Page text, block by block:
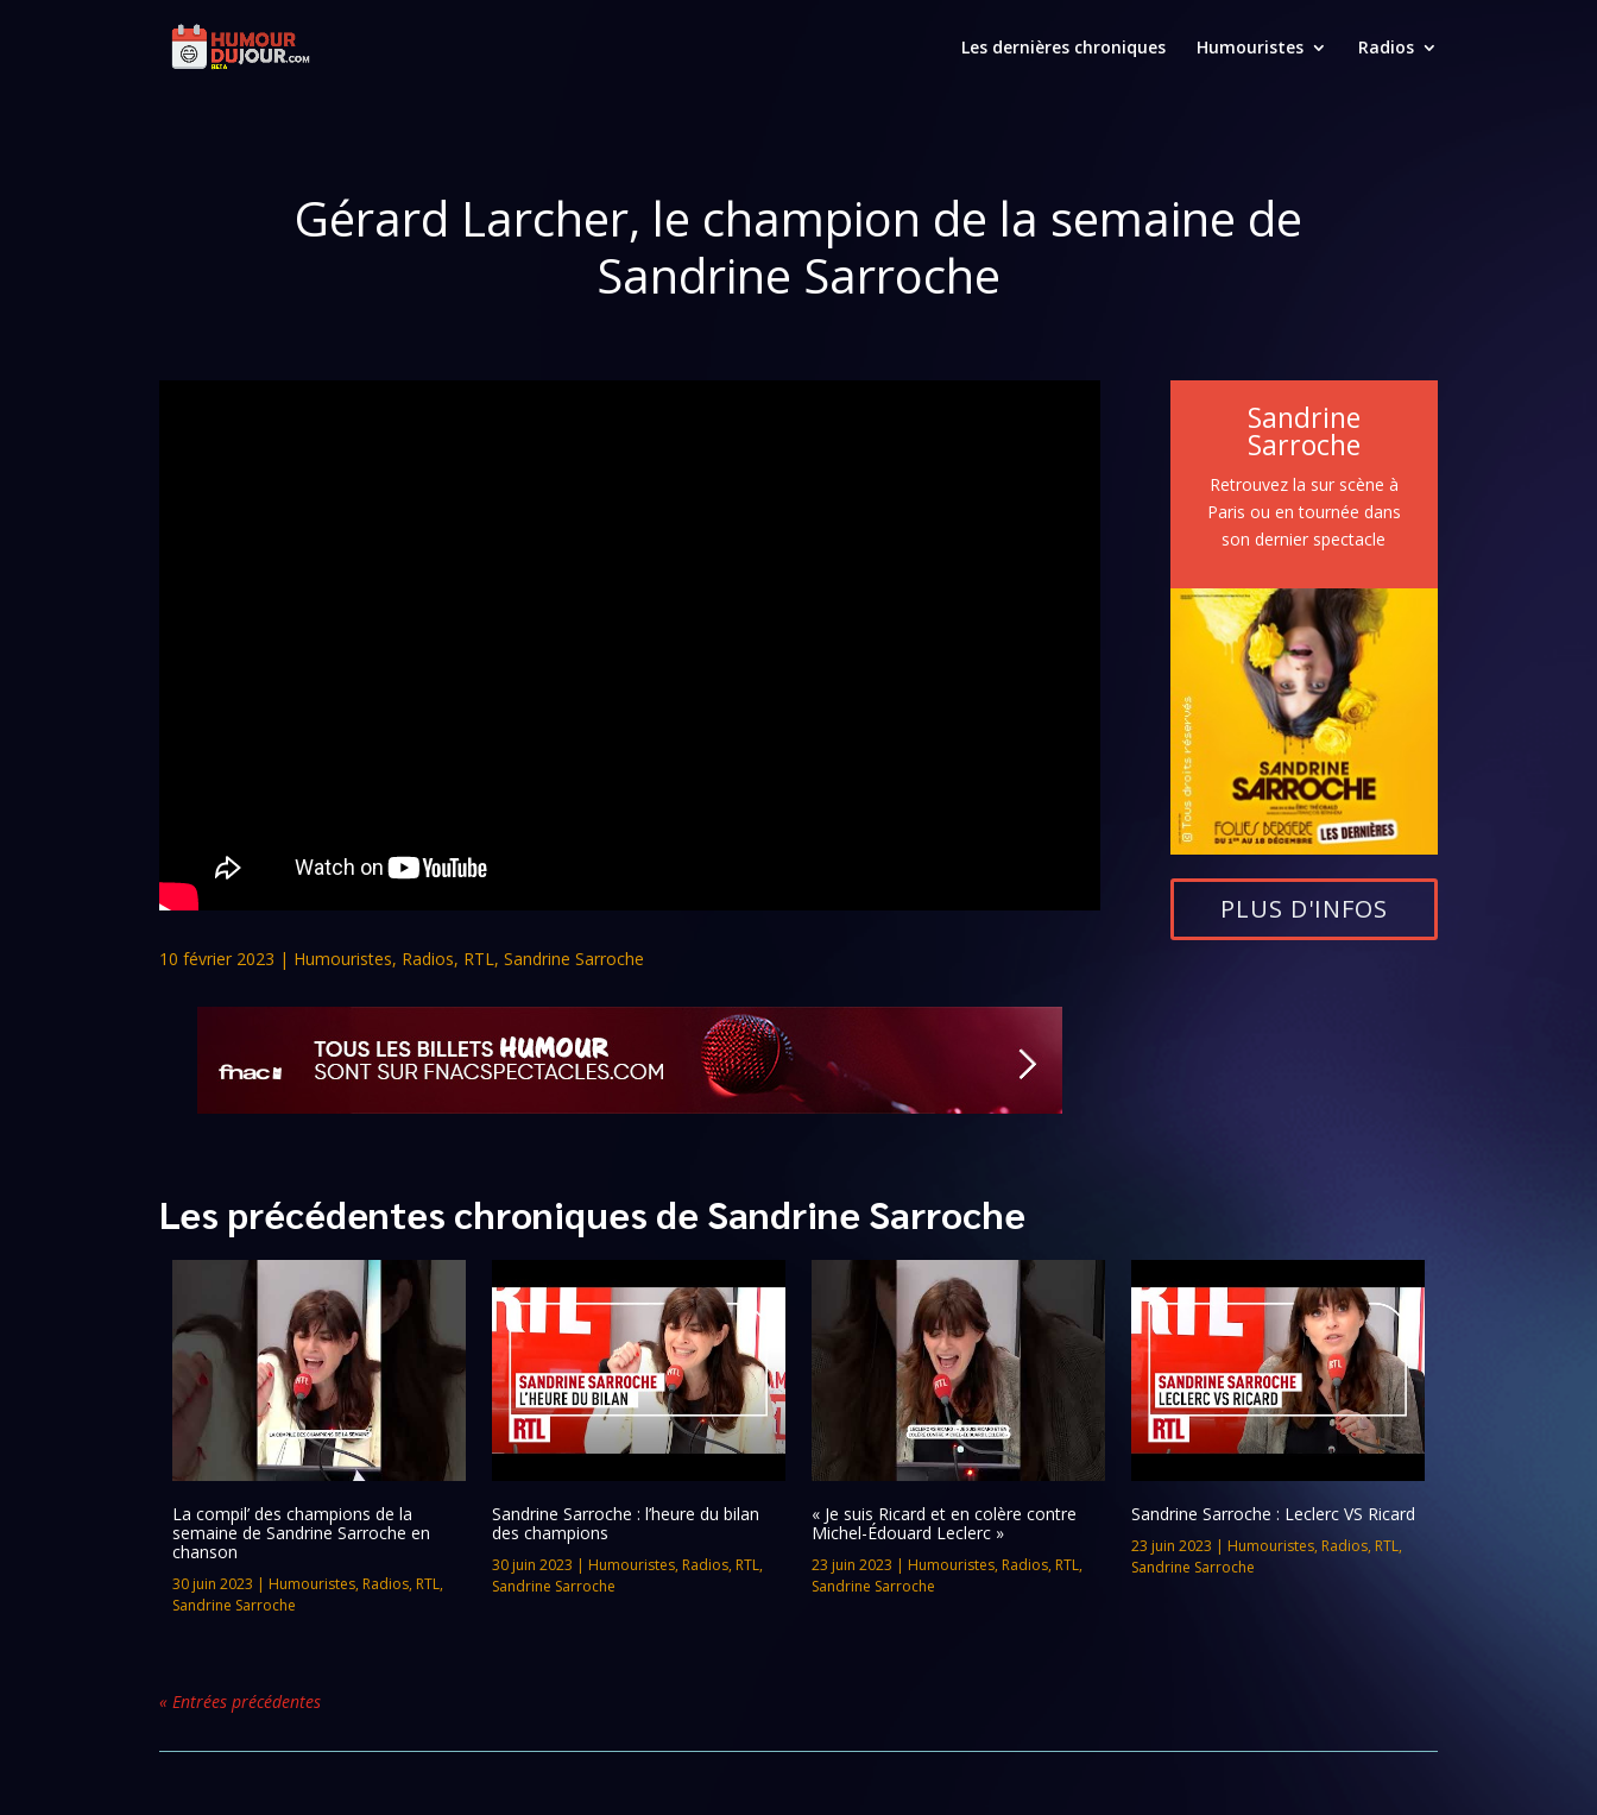
Les dernières chroniques Humouristes Radios
Gérard Larcher, le champion de la semaine de
Sandrine Sarroche
10 février 2023 | Humouristes, Radios, RTL,Sandrine Sarroche
Sandrine
Sarroche
Retrouvez la sur scène à
Paris ou en tournée dans
son dernier spectacle
PLUS D'INFOS
Les précédentes chroniques de Sandrine Sarroche
La compil’ des champions de la
semaine de Sandrine Sarroche en
chanson
30 juin 2023 | Humouristes, Radios, RTL,
Sandrine Sarroche
Sandrine Sarroche : l’heure du bilan
des champions
30 juin 2023 | Humouristes, Radios, RTL,
Sandrine Sarroche
« Je suis Ricard et en colère contre
Michel-Édouard Leclerc »
23 juin 2023 | Humouristes, Radios, RTL,
Sandrine Sarroche
Sandrine Sarroche : Leclerc VS Ricard
23 juin 2023 | Humouristes, Radios, RTL,
Sandrine Sarroche
« Entrées précédentes